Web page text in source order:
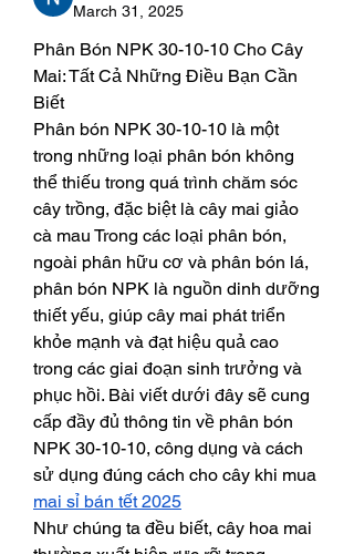
March 31, 2025
Phân Bón NPK 30-10-10 Cho Cây
Mai: Tất Cả Những Điều Bạn Cần
Biết
Phân bón NPK 30-10-10 là một
trong những loại phân bón không
thể thiếu trong quá trình chăm sóc
cây trồng, đặc biệt là cây mai giảo
cà mau Trong các loại phân bón,
ngoài phân hữu cơ và phân bón lá,
phân bón NPK là nguồn dinh dưỡng
thiết yếu, giúp cây mai phát triển
khỏe mạnh và đạt hiệu quả cao
trong các giai đoạn sinh trưởng và
phục hồi. Bài viết dưới đây sẽ cung
cấp đầy đủ thông tin về phân bón
NPK 30-10-10, công dụng và cách
mai sỉ bán tết 2025
Như chúng ta đều biết, cây hoa mai